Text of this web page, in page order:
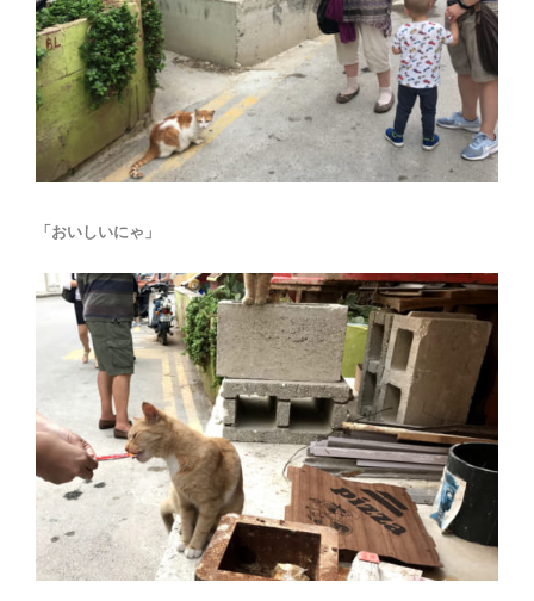
「おいしいにゃ」